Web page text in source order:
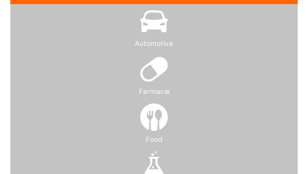
Automotive
Farmacie
Food